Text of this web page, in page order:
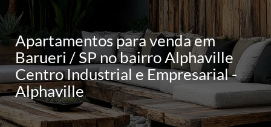
Apartamentos para venda em
Barueri / SP no bairro Alphaville
Centro Industrial e Empresarial -
Alphaville